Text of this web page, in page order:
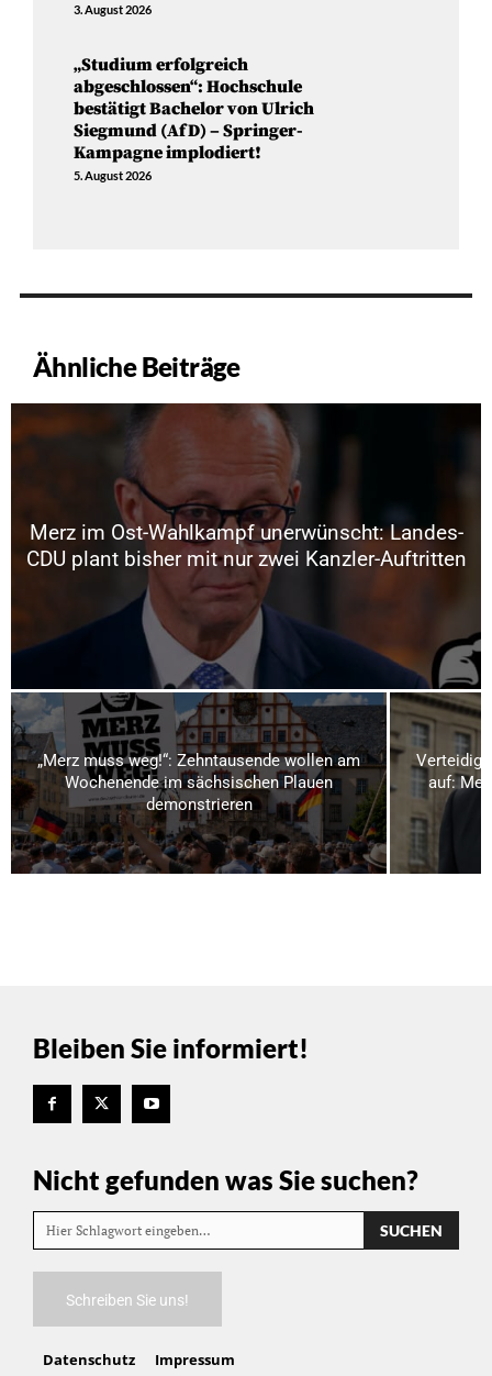
3. August 2026
„Studium erfolgreich
abgeschlossen“: Hochschule
bestätigt Bachelor von Ulrich
Siegmund (AfD) – Springer-
Kampagne implodiert!
5. August 2026
Ähnliche Beiträge
Merz im Ost-Wahlkampf unerwünscht: Landes-
CDU plant bisher mit nur zwei Kanzler-Auftritten
„Merz muss weg!“: Zehntausende wollen am
Wochenende im sächsischen Plauen
demonstrieren
auf:
Bleiben Sie informiert!
Nicht gefunden was Sie suchen?
Hier Schlagwort eingeben… SUCHEN
Schreiben Sie uns!
Datenschutz Impressum